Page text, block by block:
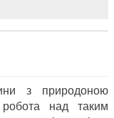
з природоною
робота над таким